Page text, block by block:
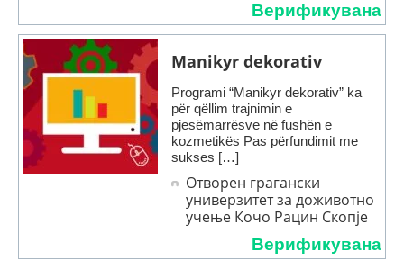
Верификувана
Manikyr dekorativ
Programi “Manikyr dekorativ” ka
për qëllim trajnimin e
pjesëmarrësve në fushën e
kozmetikës Pas përfundimit me
sukses […]
Отворен грагански
универзитет за доживотно
учење Кочо Рацин Скопје
Верификувана